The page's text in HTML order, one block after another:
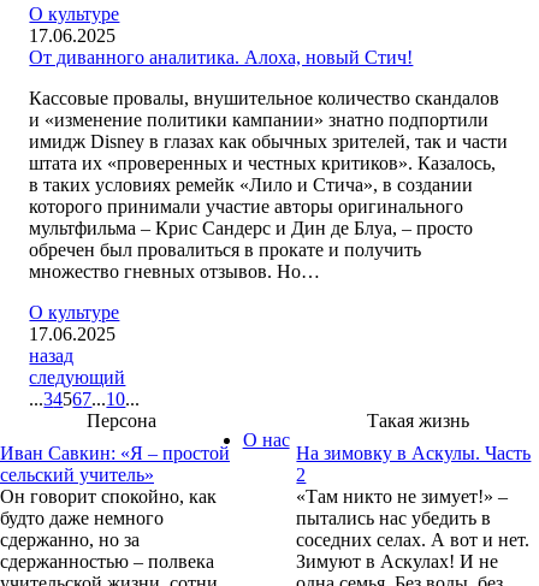
О культуре
17.06.2025
От диванного аналитика. Алоха, новый Стич!
Кассовые провалы, внушительное количество скандалов
и «изменение политики кампании» знатно подпортили
имидж Disney в глазах как обычных зрителей, так и части
штата их «проверенных и честных критиков». Казалось,
в таких условиях ремейк «Лило и Стича», в создании
которого принимали участие авторы оригинального
мультфильма – Крис Сандерс и Дин де Блуа, – просто
обречен был провалиться в прокате и получить
множество гневных отзывов. Но…
О культуре
17.06.2025
назад
следующий
...34567...10...
Персона
Иван Савкин: «Я – простой
сельский учитель»
Он говорит спокойно, как
будто даже немного
сдержанно, но за
сдержанностью – полвека
Такая жизнь
На зимовку в Аскулы. Часть
2
«Там никто не зимует!» –
пытались нас убедить в
соседних селах. А вот и нет.
Зимуют в Аскулах! И не
О нас